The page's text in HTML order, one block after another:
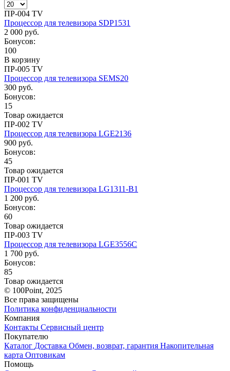
ПР-004 TV
Процессор для телевизора SDP1531
2 000 руб.
Бонусов:
100
В корзину
ПР-005 TV
Процессор для телевизора SEMS20
300 руб.
Бонусов:
15
Товар ожидается
ПР-002 TV
Процессор для телевизора LGE2136
900 руб.
Бонусов:
45
Товар ожидается
ПР-001 TV
Процессор для телевизора LG1311-B1
1 200 руб.
Бонусов:
60
Товар ожидается
ПР-003 TV
Процессор для телевизора LGE3556C
1 700 руб.
Бонусов:
85
Товар ожидается
© 100Point, 2025
Все права защищены
Политика конфиденциальности
Компания
Контакты Сервисный центр
Покупателю
Каталог Доставка Обмен, возврат, гарантия Накопительная
карта Оптовикам
Помощь